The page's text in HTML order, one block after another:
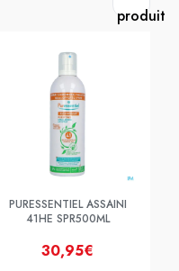
PURESSENTIEL ASSAINI
41HE SPR500ML
30,95€